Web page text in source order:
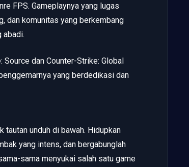
FPS. Gameplaynya yang lugas
dan komunitas yang berkembang
abadi.
dan Counter-Strike: Global
yang berdedikasi dan
tautan unduh di bawah. Hidupkan
yang intens, dan bergabunglah
sama menyukai salah satu game